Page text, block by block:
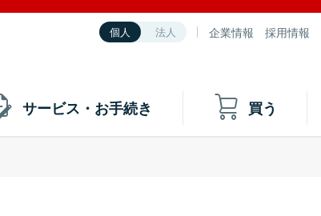
個人 法人 企業情報 採用情報
サービス・お手続き 買う